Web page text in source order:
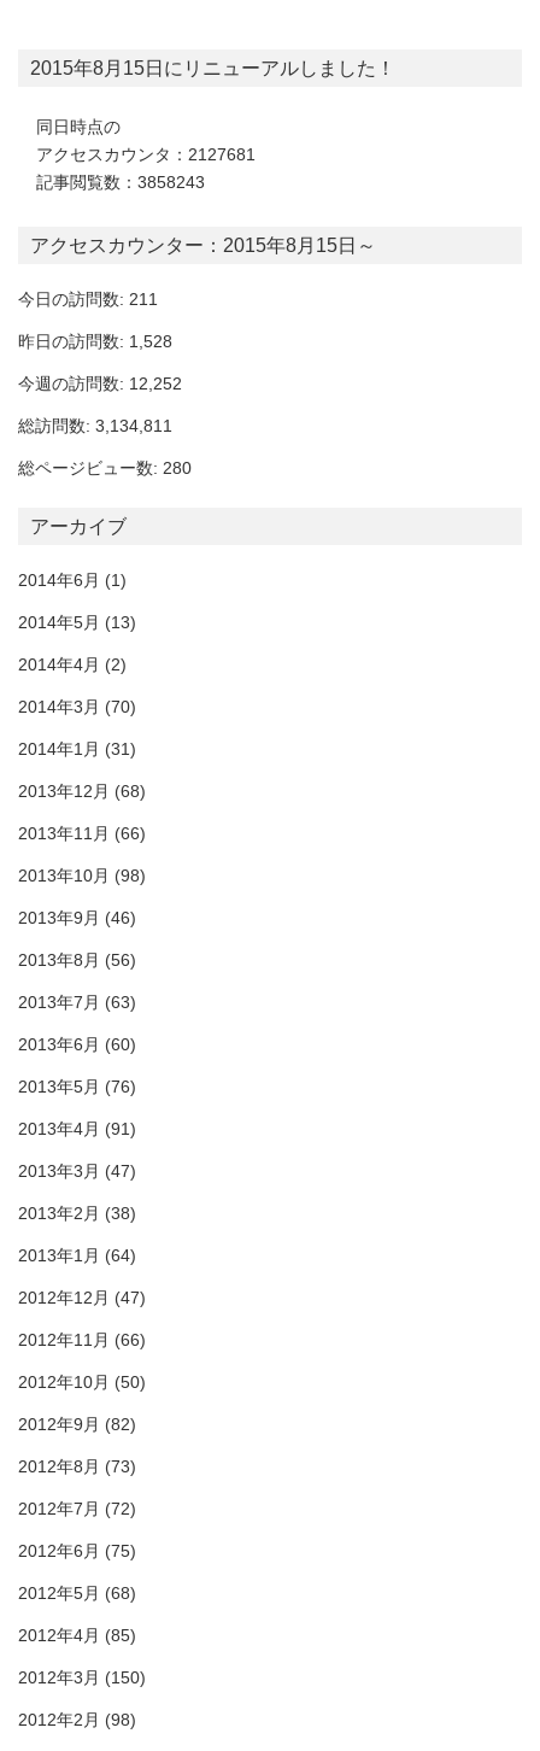
2015年8月15日にリニューアルしました！
同日時点の
アクセスカウンタ：2127681
記事閲覧数：3858243
アクセスカウンター：2015年8月15日～
今日の訪問数: 211
昨日の訪問数: 1,528
今週の訪問数: 12,252
総訪問数: 3,134,811
総ページビュー数: 280
アーカイブ
2014年6月 (1)
2014年5月 (13)
2014年4月 (2)
2014年3月 (70)
2014年1月 (31)
2013年12月 (68)
2013年11月 (66)
2013年10月 (98)
2013年9月 (46)
2013年8月 (56)
2013年7月 (63)
2013年6月 (60)
2013年5月 (76)
2013年4月 (91)
2013年3月 (47)
2013年2月 (38)
2013年1月 (64)
2012年12月 (47)
2012年11月 (66)
2012年10月 (50)
2012年9月 (82)
2012年8月 (73)
2012年7月 (72)
2012年6月 (75)
2012年5月 (68)
2012年4月 (85)
2012年3月 (150)
2012年2月 (98)